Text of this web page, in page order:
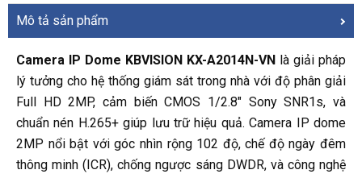
Mô tả sản phẩm
Camera IP Dome KBVISION KX-A2014N-VN
là giải pháp
lý tưởng cho hệ thống giám sát trong nhà với độ phân giải
Full HD 2MP, cảm biến CMOS 1/2.8" Sony SNR1s, và
chuẩn nén H.265+ giúp lưu trữ hiệu quả. Camera IP dome
2MP nổi bật với góc nhìn rộng 102 độ, chế độ ngày đêm
thông minh (ICR), chống ngược sáng DWDR, và công nghệ